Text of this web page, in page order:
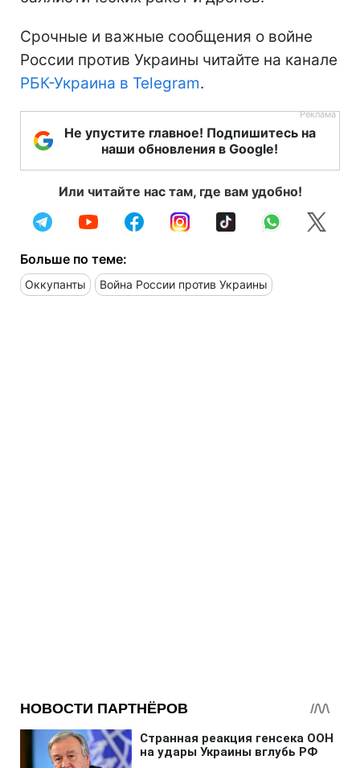
Срочные и важные сообщения о войне
России против Украины читайте на канале
РБК-Украина в Telegram.
Не упустите главное! Подпишитесь на
наши обновления в Google!
Или читайте нас там, где вам удобно!
Больше по теме:
Оккупанты Война России против Украины